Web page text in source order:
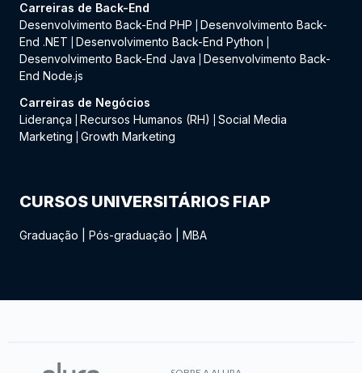
Carreiras de Back-End
Desenvolvimento Back-End PHP
Desenvolvimento Back-
End .NET
Desenvolvimento Back-End Python
Desenvolvimento Back-End Java
Desenvolvimento Back-
End Node.js
Carreiras de Negócios
Liderança
Recursos Humanos (RH)
Social Media
Marketing
Growth Marketing
CURSOS UNIVERSITÁRIOS FIAP
Graduação Pós-graduação MBA